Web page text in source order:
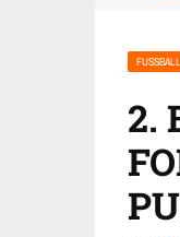
FUSSBALL
2.